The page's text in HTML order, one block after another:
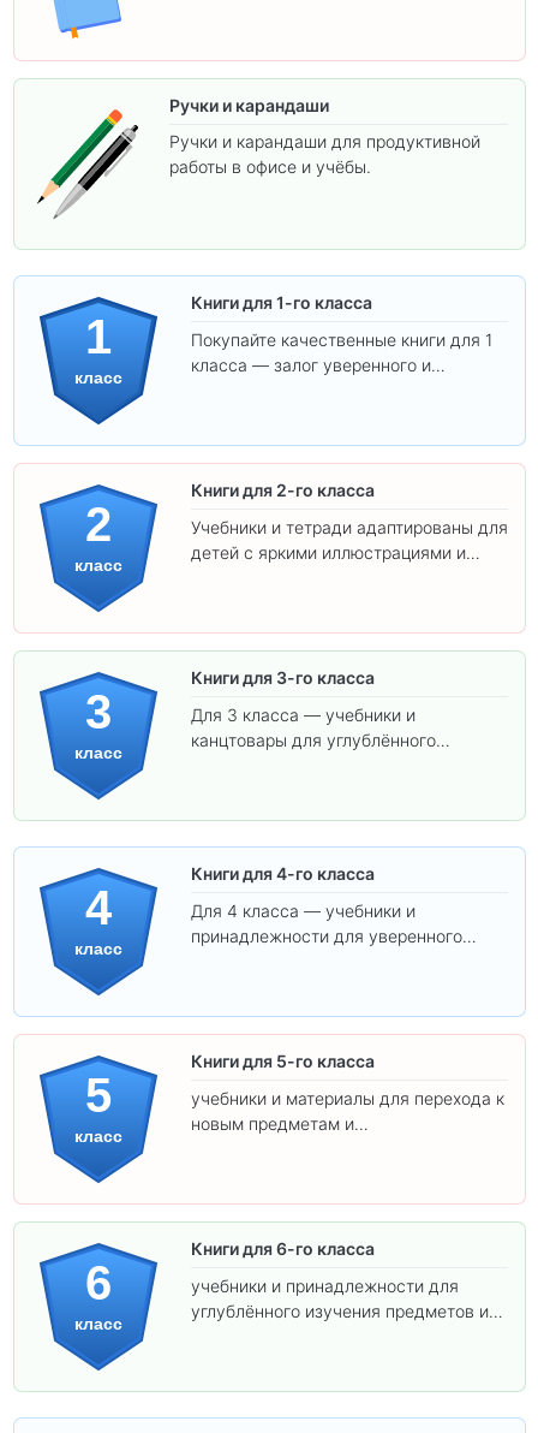
Ручки и карандаши
Ручки и карандаши для продуктивной
работы в офисе и учёбы.
1
класс
Книги для 1-го класса
Покупайте качественные книги для 1
класса — залог уверенного и
2
класс
Книги для 2-го класса
Учебники и тетради адаптированы для
детей с яркими иллюстрациями и
3
класс
Книги для 3-го класса
Для 3 класса — учебники и
канцтовары для углублённого
4
класс
Книги для 4-го класса
Для 4 класса — учебники и
принадлежности для уверенного
5
класс
Книги для 5-го класса
учебники и материалы для перехода к
новым предметам и
6
класс
Книги для 6-го класса
учебники и принадлежности для
углублённого изучения предметов и